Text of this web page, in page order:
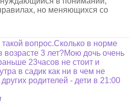
но меняющихся со
вопрос.Сколько в норме
возрасте 3 лет?Мою дочь очень
23часов не стоит и
в садик как ни в чем не
родителей - дети в 21:00